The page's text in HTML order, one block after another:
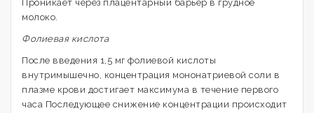
Проникает через плацентарный барьер в грудное
молоко.
Фолиевая кислота
После введения 1,5 мг фолиевой кислоты
внутримышечно, концентрация мононатриевой соли в
плазме крови достигает максимума в течение первого
часа Последующее снижение концентрации происходит